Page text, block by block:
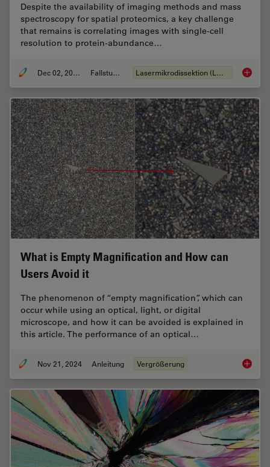
Despite the availability of imaging methods and mass
spectroscopy for spatial proteomics, a key challenge
that remains is correlating images with single-cell
resolution to protein-abundance…
Dec 02, 2024 Fallstudie Lasermikrodissektion (LMD) Deep
What is Empty Magnification and How can
Users Avoid it
The phenomenon of “empty magnification”, which can
occur while using an optical, light, or digital
microscope, and how it can be avoided is explained in
this article. The performance of an optical…
Nov 21, 2024 Anleitung Vergrößerung What